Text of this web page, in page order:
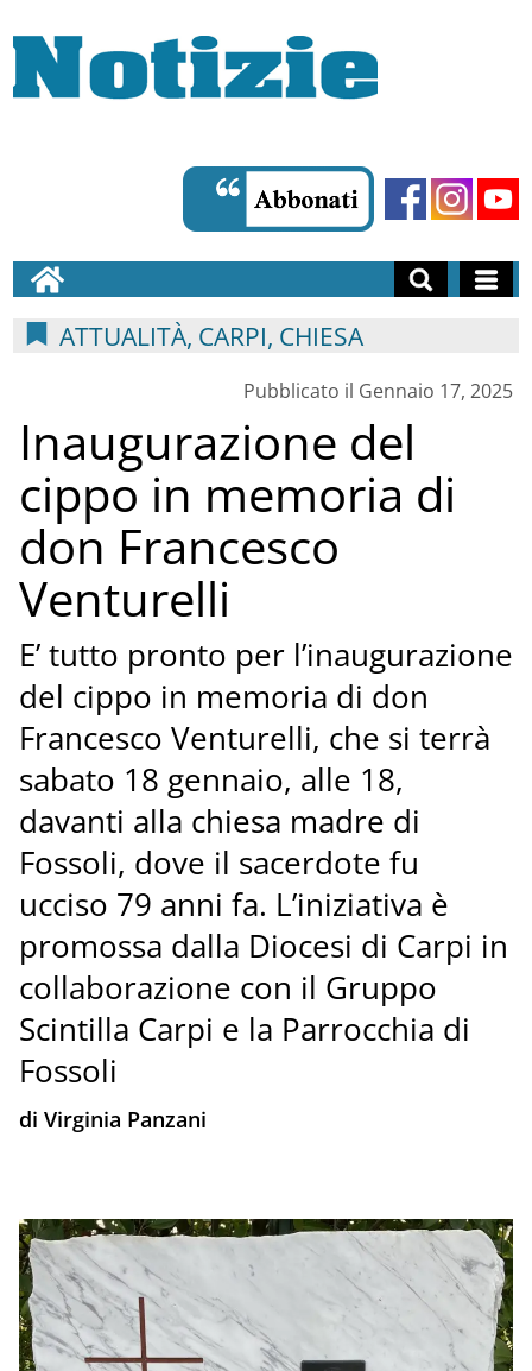
ATTUALITÀ, CARPI, CHIESA
Pubblicato il Gennaio 17, 2025
Inaugurazione del
cippo in memoria di
don Francesco
Venturelli
E’ tutto pronto per l’inaugurazione
del cippo in memoria di don
Francesco Venturelli, che si terrà
sabato 18 gennaio, alle 18,
davanti alla chiesa madre di
Fossoli, dove il sacerdote fu
ucciso 79 anni fa. L’iniziativa è
promossa dalla Diocesi di Carpi in
collaborazione con il Gruppo
Scintilla Carpi e la Parrocchia di
Fossoli
di Virginia Panzani